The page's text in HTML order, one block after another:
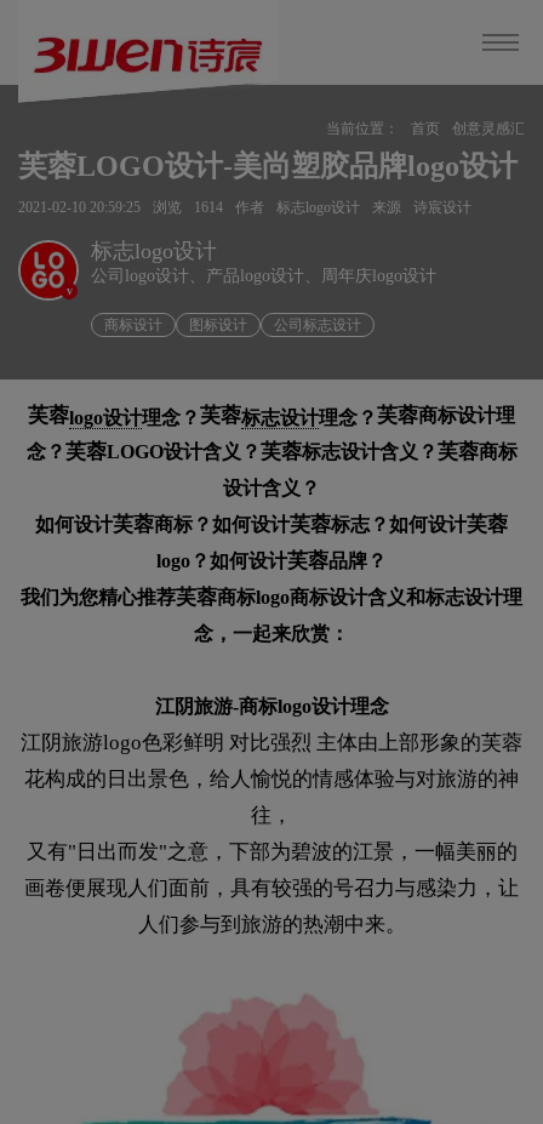
当前位置： 首页 创意灵感汇
芙蓉LOGO设计-美尚塑胶品牌logo设计
2021-02-10 20:59:25 浏览 1614 作者 标志logo设计 来源 诗宸设计
v
标志logo设计
公司logo设计、产品logo设计、周年庆logo设计
商标设计 图标设计 公司标志设计
芙蓉logo设计理念？芙蓉标志设计理念？芙蓉商标设计理
念？芙蓉LOGO设计含义？芙蓉标志设计含义？芙蓉商标
设计含义？
如何设计芙蓉商标？如何设计芙蓉标志？如何设计芙蓉
logo？如何设计芙蓉品牌？
我们为您精心推荐芙蓉商标logo商标设计含义和标志设计理
念，一起来欣赏：
江阴旅游-商标logo设计理念
江阴旅游logo色彩鲜明 对比强烈 主体由上部形象的芙蓉
花构成的日出景色，给人愉悦的情感体验与对旅游的神
往，
又有"日出而发"之意，下部为碧波的江景，一幅美丽的
画卷便展现人们面前，具有较强的号召力与感染力，让
人们参与到旅游的热潮中来。